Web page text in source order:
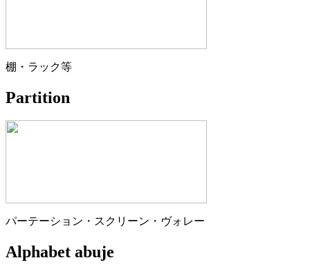
棚・ラック等
Partition
パーテーション・スクリーン・ヴォレー
Alphabet abuje